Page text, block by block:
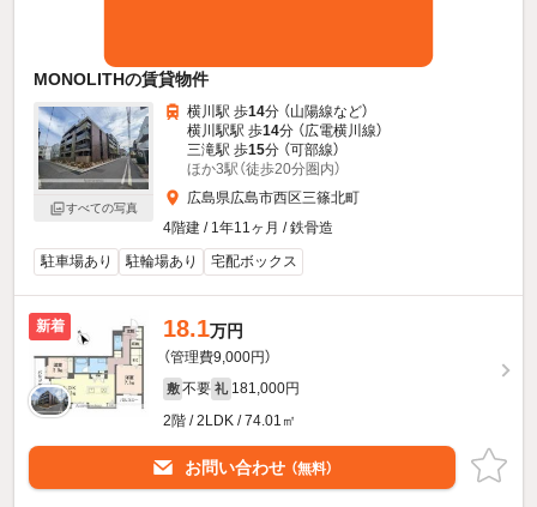
MONOLITHの賃貸物件
すべての写真
横川駅 歩14分 （山陽線など）
横川駅駅 歩14分 （広電横川線）
三滝駅 歩15分 （可部線）
ほか3駅（徒歩20分圏内）
広島県広島市西区三篠北町
4階建 / 1年11ヶ月 / 鉄骨造
駐車場あり
駐輪場あり 宅配ボックス
新着 18.1万円
（管理費9,000円）
敷 不要 礼 181,000円
2階 / 2LDK / 74.01㎡
お問い合わせ （無料）